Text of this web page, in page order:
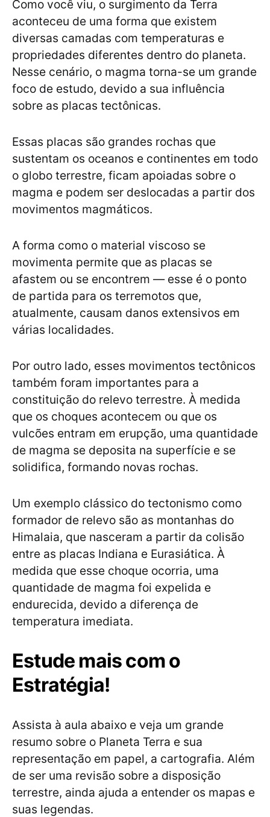
Como você viu, o surgimento da Terra
aconteceu de uma forma que existem
diversas camadas com temperaturas e
propriedades diferentes dentro do planeta.
Nesse cenário, o magma torna-se um grande
foco de estudo, devido a sua influência
sobre as placas tectônicas.
Essas placas são grandes rochas que
sustentam os oceanos e continentes em todo
o globo terrestre, ficam apoiadas sobre o
magma e podem ser deslocadas a partir dos
movimentos magmáticos.
A forma como o material viscoso se
movimenta permite que as placas se
afastem ou se encontrem — esse é o ponto
de partida para os terremotos que,
atualmente, causam danos extensivos em
várias localidades.
Por outro lado, esses movimentos tectônicos
também foram importantes para a
constituição do relevo terrestre. À medida
que os choques acontecem ou que os
vulcões entram em erupção, uma quantidade
de magma se deposita na superfície e se
solidifica, formando novas rochas.
Um exemplo clássico do tectonismo como
formador de relevo são as montanhas do
Himalaia, que nasceram a partir da colisão
entre as placas Indiana e Eurasiática. À
medida que esse choque ocorria, uma
quantidade de magma foi expelida e
endurecida, devido a diferença de
temperatura imediata.
Estude mais com o
Estratégia!
Assista à aula abaixo e veja um grande
resumo sobre o Planeta Terra e sua
representação em papel, a cartografia. Além
de ser uma revisão sobre a disposição
terrestre, ainda ajuda a entender os mapas e
suas legendas.